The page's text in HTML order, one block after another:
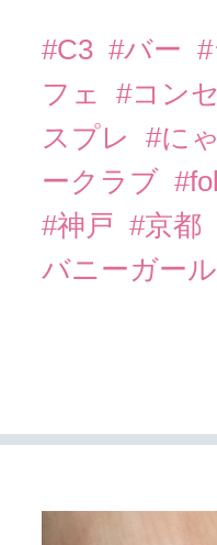
#C3 #バー
フェ
#コン
スプレ
#に
ークラブ
#神戸 #京都
バニーガール